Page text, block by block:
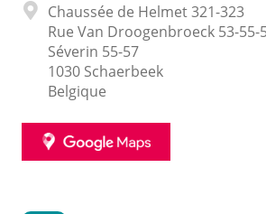
AdresseChaussée de Helmet 321-323
Rue Van Droogenbroeck 53-55-
Séverin 55-57
1030 Schaerbeek
Belgique
GOOGLE